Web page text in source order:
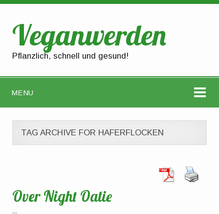
Veganwerden
Pflanzlich, schnell und gesund!
MENU
TAG ARCHIVE FOR HAFERFLOCKEN
Over Night Oatie